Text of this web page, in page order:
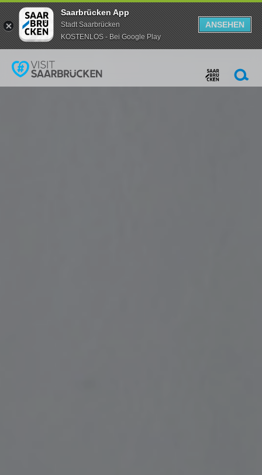
Saarbrücken App
Stadt Saarbrücken
KOSTENLOS - Bei Google Play
ANSEHEN